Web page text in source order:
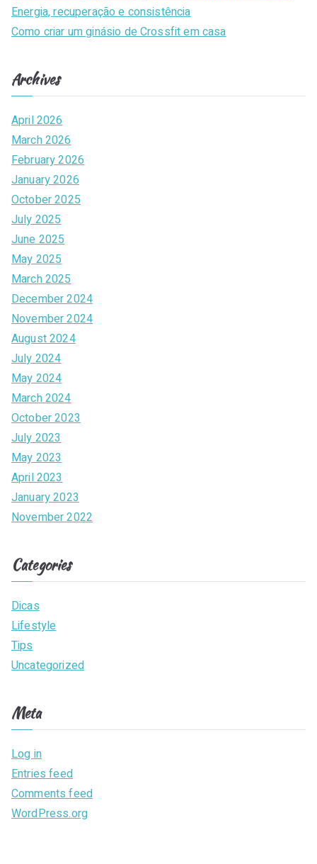
Energia, recuperação e consistência
Como criar um ginásio de Crossfit em casa
Archives
April 2026
March 2026
February 2026
January 2026
October 2025
July 2025
June 2025
May 2025
March 2025
December 2024
November 2024
August 2024
July 2024
May 2024
March 2024
October 2023
July 2023
May 2023
April 2023
January 2023
November 2022
Categories
Dicas
Lifestyle
Tips
Uncategorized
Meta
Log in
Entries feed
Comments feed
WordPress.org